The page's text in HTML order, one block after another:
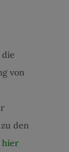
von
den
hier